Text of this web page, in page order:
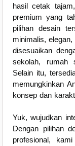
hasil cetak
premium yang
pilihan desain
minimalis,
disesuaikan
sekolah, rumah
Selain itu,
memungkinkan
konsep dan
Yuk, wujudkan
Dengan pilihan
profesional,